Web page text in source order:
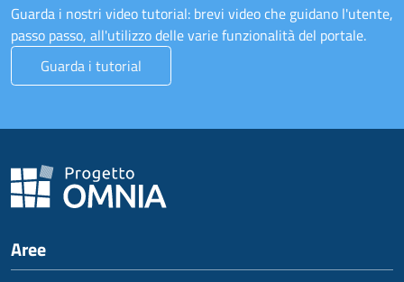
Guarda i nostri video tutorial: brevi video che guidano l'utente,
passo passo, all'utilizzo delle varie funzionalità del portale.
Guarda i tutorial
Aree